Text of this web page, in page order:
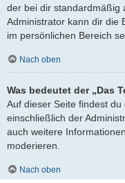
der bei dir standardmäßig
Administrator kann dir die
im persönlichen Bereich
Nach oben
Was bedeutet der „Das
Auf dieser Seite findest du
einschließlich der
auch weitere
moderieren.
Nach oben